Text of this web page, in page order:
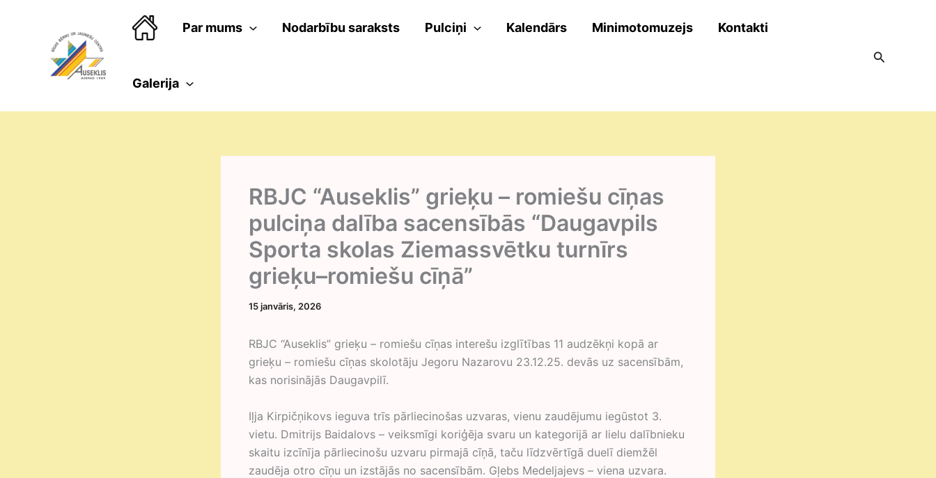
Par mums Nodarbību saraksts Pulciņi Kalendārs Minimotomuzejs Kontakti
Galerija
Search
RBJC “Auseklis” grieķu – romiešu cīņas
pulciņa dalība sacensībās “Daugavpils
Sporta skolas Ziemassvētku turnīrs
grieķu–romiešu cīņā”
15 janvāris, 2026
RBJC “Auseklis” grieķu – romiešu cīņas interešu izglītības 11 audzēkņi kopā ar
grieķu – romiešu cīņas skolotāju Jegoru Nazarovu 23.12.25. devās uz sacensībām,
kas norisinājās Daugavpilī.
Iļja Kirpičņikovs ieguva trīs pārliecinošas uzvaras, vienu zaudējumu iegūstot 3.
vietu. Dmitrijs Baidalovs – veiksmīgi koriģēja svaru un kategorijā ar lielu dalībnieku
skaitu izcīnīja pārliecinošu uzvaru pirmajā cīņā, taču līdzvērtīgā duelī diemžēl
zaudēja otro cīņu un izstājās no sacensībām. Gļebs Medeljajevs – viena uzvara.